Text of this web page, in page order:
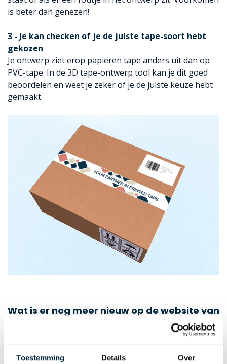
Toestemming Details Over
is beter dan genezen!
3 - Je kan checken of je de juiste tape-soort hebt
gekozen
Je ontwerp ziet erop papieren tape anders uit dan op
PVC-tape. In de 3D tape-ontwerp tool kan je dit goed
beoordelen en weet je zeker of je de juiste keuze hebt
gemaakt.
Wat is er nog meer nieuw op de website van
Makkelijker bestellen in de vernieuwde webshop